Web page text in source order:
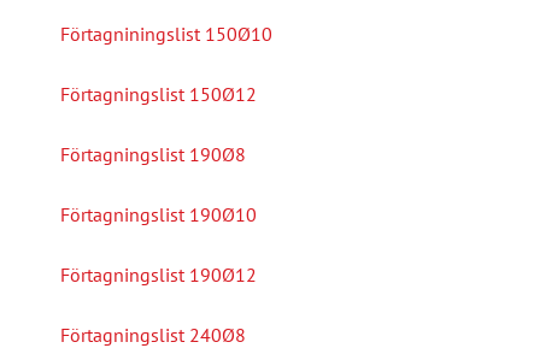
Förtagniningslist 150Ø10
Förtagningslist 150Ø12
Förtagningslist 190Ø8
Förtagningslist 190Ø10
Förtagningslist 190Ø12
Förtagningslist 240Ø8